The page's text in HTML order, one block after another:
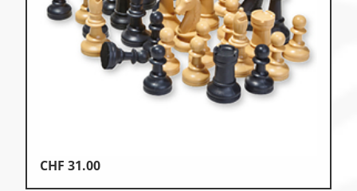
CHF 31.00